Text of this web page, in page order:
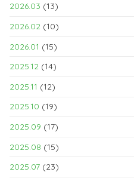
2026.03 (13)
2026.02 (10)
2026.01 (15)
2025.12 (14)
2025.11 (12)
2025.10 (19)
2025.09 (17)
2025.08 (15)
2025.07 (23)